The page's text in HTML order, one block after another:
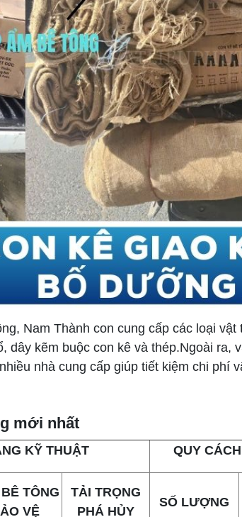
Nam Thành con cung cấp các loại
kẽm buộc con kê và thép.Ngoài ra,
nhà cung cấp giúp tiết kiệm chi phí
mới nhất
KỸ THUẬT QUY
TÔNG
VỆ
TẢI TRỌNG
PHÁ HỦY
SỐ LƯỢNG